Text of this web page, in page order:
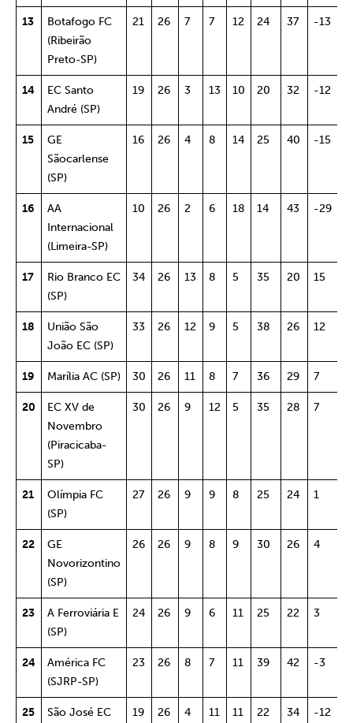
13
Botafogo FC
(Ribeirão
Preto-SP)
21 26 7 7 12 24 37 -13
14
EC Santo
André (SP)
19 26 3 13 10 20 32 -12
15
GE
Sãocarlense
(SP)
16 26 4 8 14 25 40 -15
16
AA
Internacional
(Limeira-SP)
10 26 2 6 18 14 43 -29
17
Rio Branco EC
(SP)
34 26 13 8 5 35 20 15
18
União São
João EC (SP)
33 26 12 9 5 38 26 12
19 Marília AC (SP) 30 26 11 8 7 36 29 7
20
EC XV de
Novembro
(Piracicaba-
SP)
30 26 9 12 5 35 28 7
21
Olímpia FC
(SP)
27 26 9 9 8 25 24 1
22
GE
Novorizontino
(SP)
26 26 9 8 9 30 26 4
23
A Ferroviária E
(SP)
24 26 9 6 11 25 22 3
24
América FC
(SJRP-SP)
23 26 8 7 11 39 42 -3
25
São José EC
19 26 4 11 11 22 34 -12